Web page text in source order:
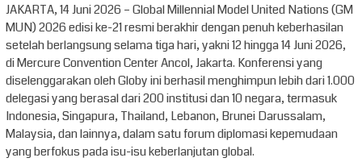
JAKARTA, 14 Juni 2026 – Global Millennial Model United Nations (GM
MUN) 2026 edisi ke-21 resmi berakhir dengan penuh keberhasilan
setelah berlangsung selama tiga hari, yakni 12 hingga 14 Juni 2026,
di Mercure Convention Center Ancol, Jakarta. Konferensi yang
diselenggarakan oleh Globy ini berhasil menghimpun lebih dari 1.000
delegasi yang berasal dari 200 institusi dan 10 negara, termasuk
Indonesia, Singapura, Thailand, Lebanon, Brunei Darussalam,
Malaysia, dan lainnya, dalam satu forum diplomasi kepemudaan
yang berfokus pada isu-isu keberlanjutan global.